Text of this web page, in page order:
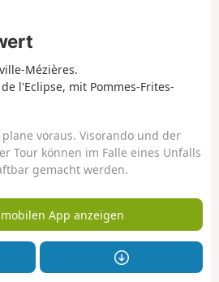
Mézières.
l'Eclipse, mit Pommes-Frites-
voraus. Visorando und der
Tour können im Falle eines Unfalls
gemacht werden.
App anzeigen